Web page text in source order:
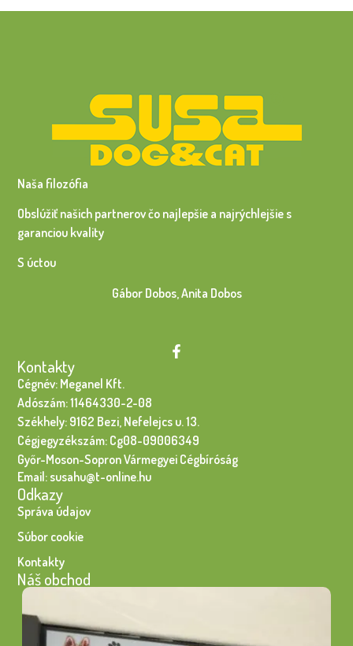
Naša filozófia
Obslúžiť našich partnerov čo najlepšie a najrýchlejšie s
garanciou kvality
S úctou
Gábor Dobos, Anita Dobos
Kontakty
Cégnév: Meganel Kft.
Adószám: 11464330-2-08
Székhely: 9162 Bezi, Nefelejcs u. 13.
Cégjegyzékszám: Cg08-09006349
Győr-Moson-Sopron Vármegyei Cégbíróság
Email: susahu@t-online.hu
Odkazy
Správa údajov
Súbor cookie
Kontakty
Náš obchod